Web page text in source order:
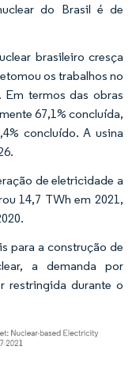
do Brasil é de
brasileiro cresça
os trabalhos no
Em termos das obras
67,1% concluída,
concluído. A usina
de eletricidade a
14,7 TWh em 2021,
para a construção de
a demanda por
restringida durante o